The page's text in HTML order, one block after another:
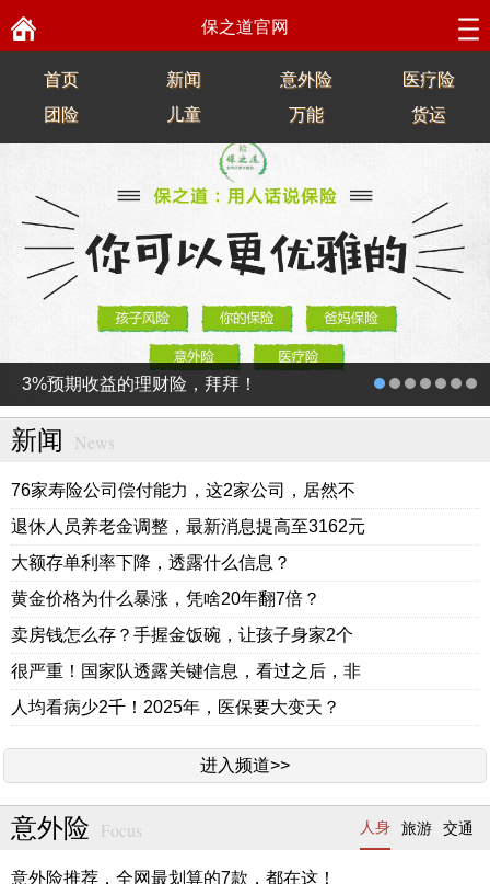
保之道官网
首页 新闻 意外险
医疗险
团险
儿童 万能 货运
3%预期收益的理财险，拜拜！
新闻 News
76家寿险公司偿付能力，这2家公司，居然不
退休人员养老金调整，最新消息提高至3162元
大额存单利率下降，透露什么信息？
黄金价格为什么暴涨，凭啥20年翻7倍？
卖房钱怎么存？手握金饭碗，让孩子身家2个
很严重！国家队透露关键信息，看过之后，非
人均看病少2千！2025年，医保要大变天？
进入频道>>
意外险 Focus 人身 旅游 交通
意外险推荐，全网最划算的7款，都在这！